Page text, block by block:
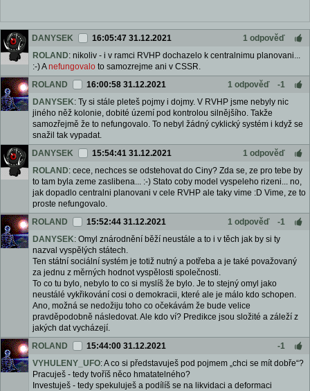
DANYSEK 16:05:47 31.12.2021
1 odpověď
ROLAND: nikoliv - i v ramci RVHP dochazelo k centralnimu planovani...
:-) Anefungovalo to samozrejme ani v CSSR.
ROLAND
16:00:58 31.12.2021 1 odpověď
-1
DANYSEK: Ty si stále pleteš pojmy i dojmy. V RVHP jsme nebyly nic
jiného něž kolonie, dobité území pod kontrolou silnějšího. Takže
samozřejmě že to nefungovalo. To nebyl žádný cyklický systém i když se
snažil tak vypadat.
DANYSEK
15:54:41 31.12.2021
1 odpověď
ROLAND: cece, nechces se odstehovat do Ciny? Zda se, ze pro tebe by
to tam byla zeme zaslibena... :-) Stato coby model vyspeleho rizeni... no,
jak dopadlo centralni planovani v cele RVHP ale taky vime :D Vime, ze to
proste nefungovalo.
ROLAND
15:52:44 31.12.2021 1 odpověď
-1
DANYSEK: Omyl znárodnění běží neustále a to i v těch jak by si ty
nazval vyspělých státech.
Ten státní sociální systém je totiž nutný a potřeba a je také považovaný
za jednu z měrných hodnot vyspělosti společnosti.
To co tu bylo, nebylo to co si myslíš že bylo. Je to stejný omyl jako
neustálé vykřikování cosi o demokracii, které ale je málo kdo schopen.
Ano, možná se nedožiju toho co očekávám že bude velice
pravděpodobně následovat. Ale kdo ví? Predikce jsou složité a záleží z
jakých dat vycházejí.
ROLAND
15:44:00 31.12.2021
-1
VYHULENY_UFO: A co si představuješ pod pojmem „chci se mít dobře“?
Pracuješ - tedy tvoříš něco hmatatelného?
Investuješ - tedy spekuluješ a podílíš se na likvidaci a deformaci